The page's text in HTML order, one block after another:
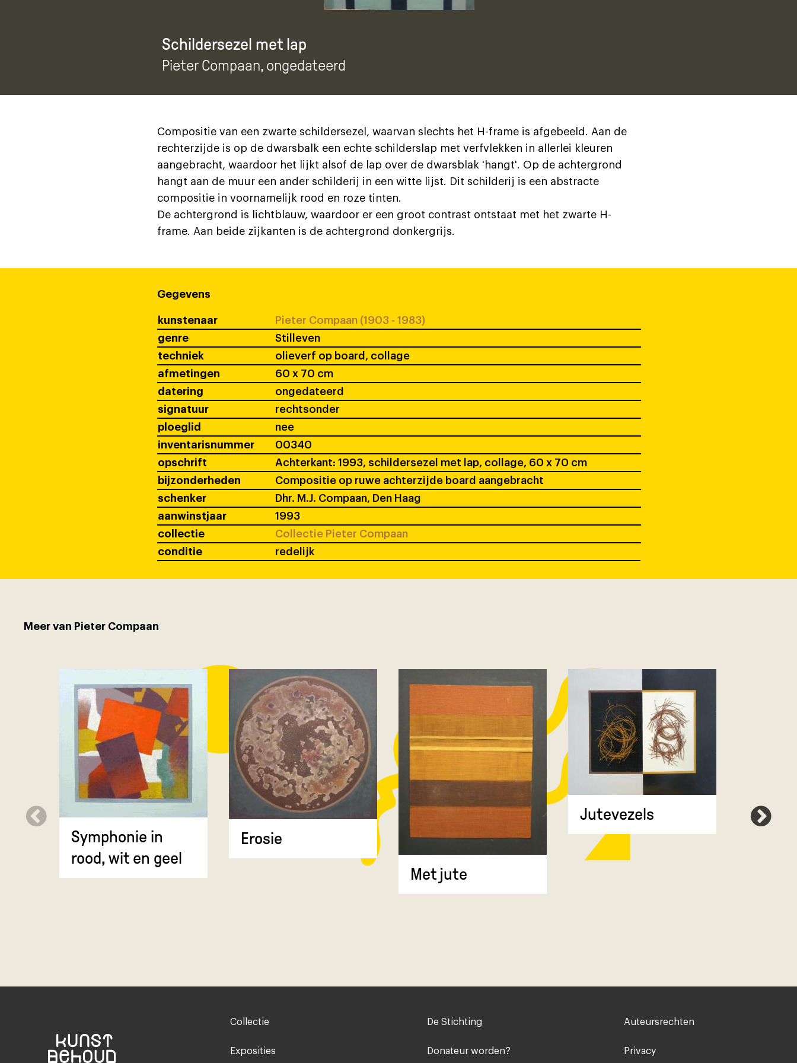
Schildersezel met lap
Pieter Compaan, ongedateerd
Compositie van een zwarte schildersezel, waarvan slechts het H-frame is afgebeeld. Aan de
rechterzijde is op de dwarsbalk een echte schilderslap met verfvlekken in allerlei kleuren
aangebracht, waardoor het lijkt alsof de lap over de dwarsblak 'hangt'. Op de achtergrond
hangt aan de muur een ander schilderij in een witte lijst. Dit schilderij is een abstracte
compositie in voornamelijk rood en roze tinten.
De achtergrond is lichtblauw, waardoor er een groot contrast ontstaat met het zwarte H-
frame. Aan beide zijkanten is de achtergrond donkergrijs.
Gegevens
kunstenaar
Pieter Compaan (1903 - 1983)
genre
Stilleven
techniek
olieverf op board, collage
afmetingen
60 x 70 cm
datering
ongedateerd
signatuur
rechtsonder
ploeglid
nee
inventarisnummer
00340
opschrift
Achterkant: 1993, schildersezel met lap, collage, 60 x 70 cm
bijzonderheden
Compositie op ruwe achterzijde board aangebracht
schenker
Dhr. M.J. Compaan, Den Haag
aanwinstjaar
1993
collectie
Collectie Pieter Compaan
conditie
redelijk
Meer van Pieter Compaan
Symphonie in
rood, wit en geel
Erosie
Met jute
Jutevezels
Footer-
Collectie
Exposities
Voet
De Stichting
Donateur worden?
Voet
Auteursrechten
Privacy